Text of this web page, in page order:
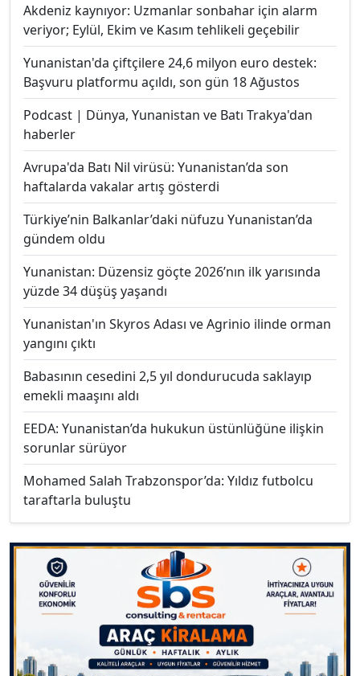
Akdeniz kaynıyor: Uzmanlar sonbahar için alarm
veriyor; Eylül, Ekim ve Kasım tehlikeli geçebilir
Yunanistan'da çiftçilere 24,6 milyon euro destek:
Başvuru platformu açıldı, son gün 18 Ağustos
Podcast | Dünya, Yunanistan ve Batı Trakya'dan
haberler
Avrupa'da Batı Nil virüsü: Yunanistan’da son
haftalarda vakalar artış gösterdi
Türkiye’nin Balkanlar’daki nüfuzu Yunanistan’da
gündem oldu
Yunanistan: Düzensiz göçte 2026’nın ilk yarısında
yüzde 34 düşüş yaşandı
Yunanistan'ın Skyros Adası ve Agrinio ilinde orman
yangını çıktı
Babasının cesedini 2,5 yıl dondurucuda saklayıp
emekli maaşını aldı
EEDA: Yunanistan’da hukukun üstünlüğüne ilişkin
sorunlar sürüyor
Mohamed Salah Trabzonspor’da: Yıldız futbolcu
taraftarla buluştu